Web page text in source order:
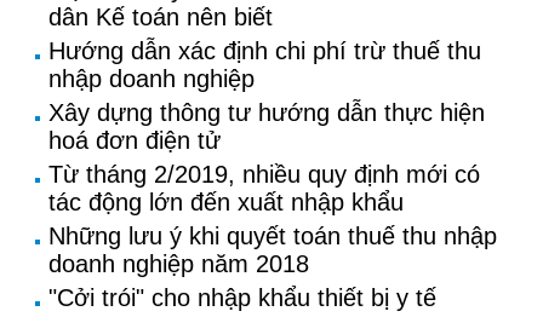
dân Kế toán nên biết
Hướng dẫn xác định chi phí trừ thuế thu
nhập doanh nghiệp
Xây dựng thông tư hướng dẫn thực hiện
hoá đơn điện tử
Từ tháng 2/2019, nhiều quy định mới có
tác động lớn đến xuất nhập khẩu
Những lưu ý khi quyết toán thuế thu nhập
doanh nghiệp năm 2018
"Cởi trói" cho nhập khẩu thiết bị y tế